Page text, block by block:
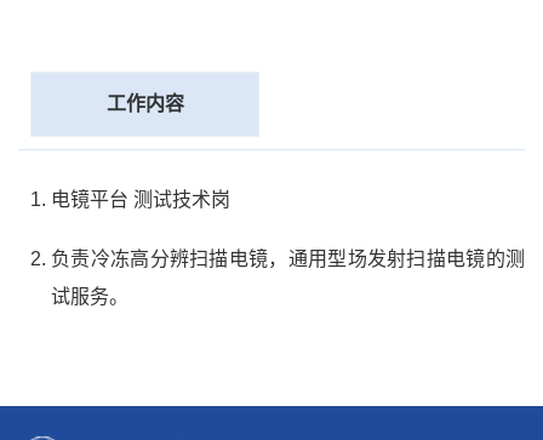
工作内容
电镜平台 测试技术岗
负责冷冻高分辨扫描电镜，通用型场发射扫描电镜的测
试服务。